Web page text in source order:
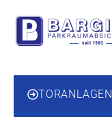
springen
Inhalt
springen
TORANLAGEN